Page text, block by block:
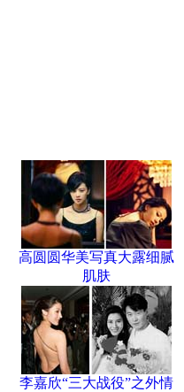
高圆圆华美写真大露细腻
肌肤
李嘉欣“三大战役”之外情